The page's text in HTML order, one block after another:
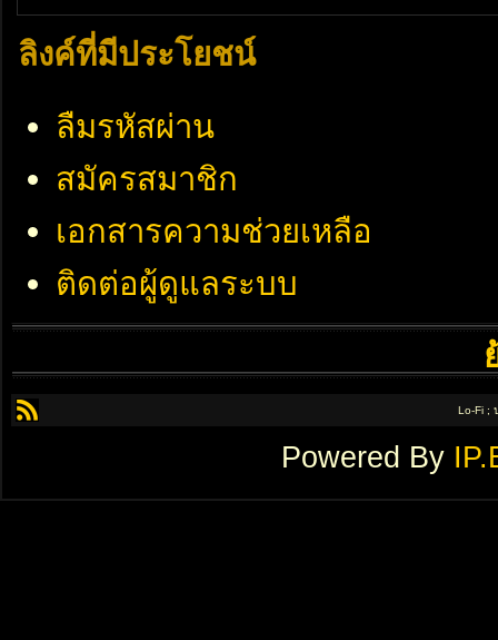
ลิงค์ที่มีประโยชน์
ลืมรหัสผ่าน
สมัครสมาชิก
เอกสารความช่วยเหลือ
ติดต่อผู้ดูแลระบบ
Lo-Fi ;
Powered By